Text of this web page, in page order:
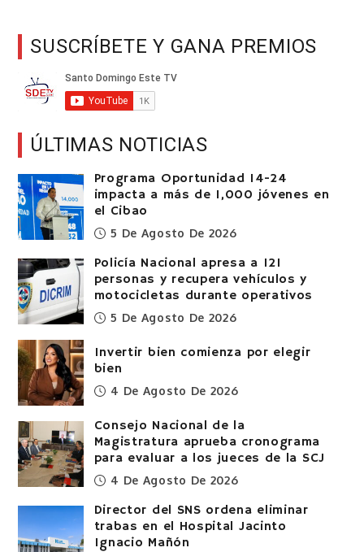
SUSCRÍBETE Y GANA PREMIOS
ÚLTIMAS NOTICIAS
Programa Oportunidad 14-24
impacta a más de 1,000 jóvenes en
el Cibao
5 De Agosto De 2026
Policía Nacional apresa a 121
personas y recupera vehículos y
motocicletas durante operativos
5 De Agosto De 2026
Invertir bien comienza por elegir
bien
4 De Agosto De 2026
Consejo Nacional de la
Magistratura aprueba cronograma
para evaluar a los jueces de la SCJ
4 De Agosto De 2026
Director del SNS ordena eliminar
trabas en el Hospital Jacinto
Ignacio Mañón